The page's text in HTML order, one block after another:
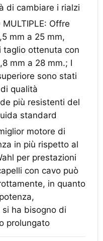
di cambiare i rialzi
MULTIPLE: Offre
mm a 25 mm,
taglio ottenuta con
mm a 28 mm.; I
sono stati
qualità
più resistenti del
standard
motore di
in più rispetto al
per prestazioni
con cavo può
in quanto
ha bisogno di
prolungato